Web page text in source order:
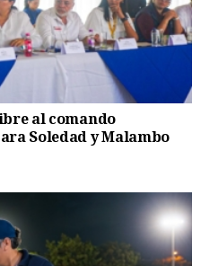
al comando
Soledad y Malambo